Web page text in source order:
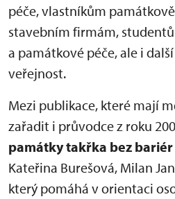
péče, vlastníkům
stavebním firmám,
a památkové péče, ale i
veřejnost.
Mezi publikace, které mají
zařadit i průvodce z roku
památky takřka bez bariér
Kateřina Burešová, Milan
který pomáhá v orientaci